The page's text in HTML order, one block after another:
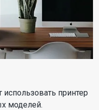
принтер
моделей.